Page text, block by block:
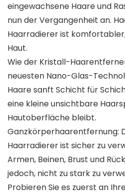
eingewachsene Haare und
nun der Vergangenheit an.
Haarradierer ist
Haut.
Wie der Kristall-
neuesten Nano-Glas-
Haare sanft Schicht für
eine kleine unsichtbare
Hautoberfläche bleibt.
Ganzkörperhaarentfernung:
Haarradierer ist sicher zu
Armen, Beinen, Brust und
jedoch, nicht zu stark zu
Probieren Sie es zuerst an